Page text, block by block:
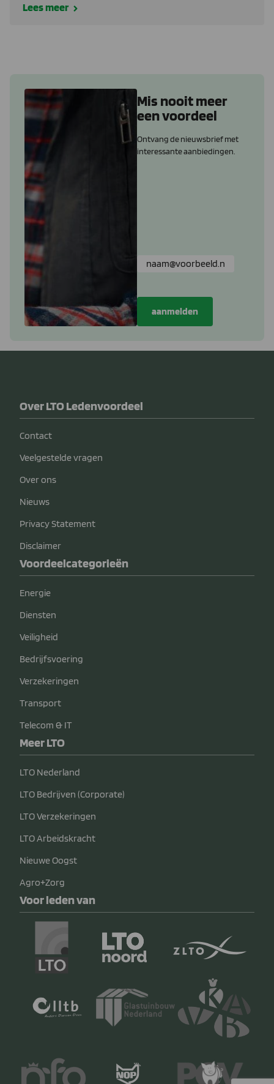
Lees meer
Mis nooit meer
een voordeel
Ontvang de nieuwsbrief met
interessante aanbiedingen.
Over LTO Ledenvoordeel
Contact
Veelgestelde vragen
Over ons
Nieuws
Privacy Statement
Disclaimer
Voordeelcategorieën
Energie
Diensten
Veiligheid
Bedrijfsvoering
Verzekeringen
Transport
Telecom & IT
Meer LTO
LTO Nederland
LTO Bedrijven (Corporate)
LTO Verzekeringen
LTO Arbeidskracht
Nieuwe Oogst
Agro+Zorg
Voor leden van